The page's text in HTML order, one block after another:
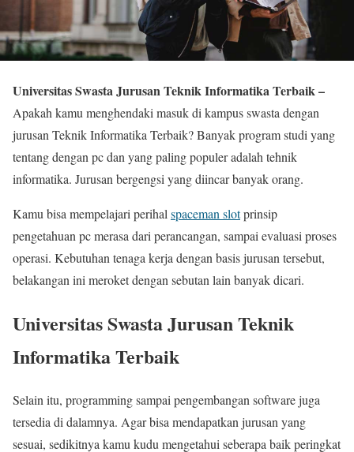
Universitas Swasta Jurusan Teknik Informatika Terbaik –
Apakah kamu menghendaki masuk di kampus swasta dengan
jurusan Teknik Informatika Terbaik? Banyak program studi yang
tentang dengan pc dan yang paling populer adalah tehnik
informatika. Jurusan bergengsi yang diincar banyak orang.
Kamu bisa mempelajari perihal spaceman slotprinsip
pengetahuan pc merasa dari perancangan, sampai evaluasi proses
operasi. Kebutuhan tenaga kerja dengan basis jurusan tersebut,
belakangan ini meroket dengan sebutan lain banyak dicari.
Universitas Swasta Jurusan Teknik
Informatika Terbaik
Selain itu, programming sampai pengembangan software juga
tersedia di dalamnya. Agar bisa mendapatkan jurusan yang
sesuai, sedikitnya kamu kudu mengetahui seberapa baik peringkat